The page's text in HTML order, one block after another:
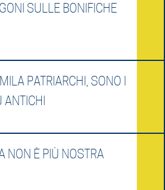
SULLE BONIFICHE
PATRIARCHI, SONO I
ANTICHI
NON È PIÙ NOSTRA